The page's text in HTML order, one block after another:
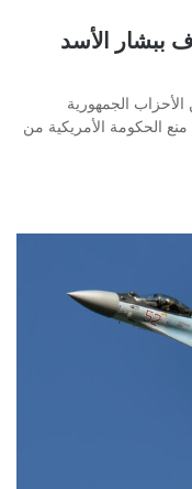
ببشار الأسد
الجمهورية
الحكومة الأمريكية من